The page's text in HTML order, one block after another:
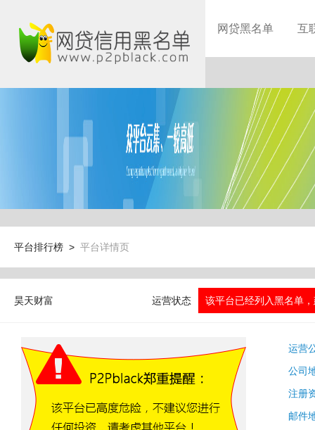
网贷黑名单 互
平台排行榜 > 平台详情页
昊天财富 运营状态 该平台已经列入黑名单
运营
公司
注册
邮件